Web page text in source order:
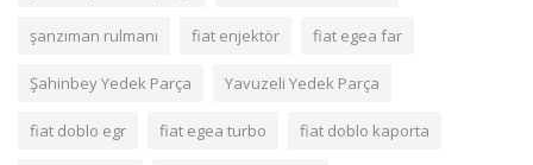
şanzıman rulmanı fiat enjektör fiat egea far
Şahinbey Yedek Parça Yavuzeli Yedek Parça
fiat doblo egr fiat egea turbo fiat doblo kaporta